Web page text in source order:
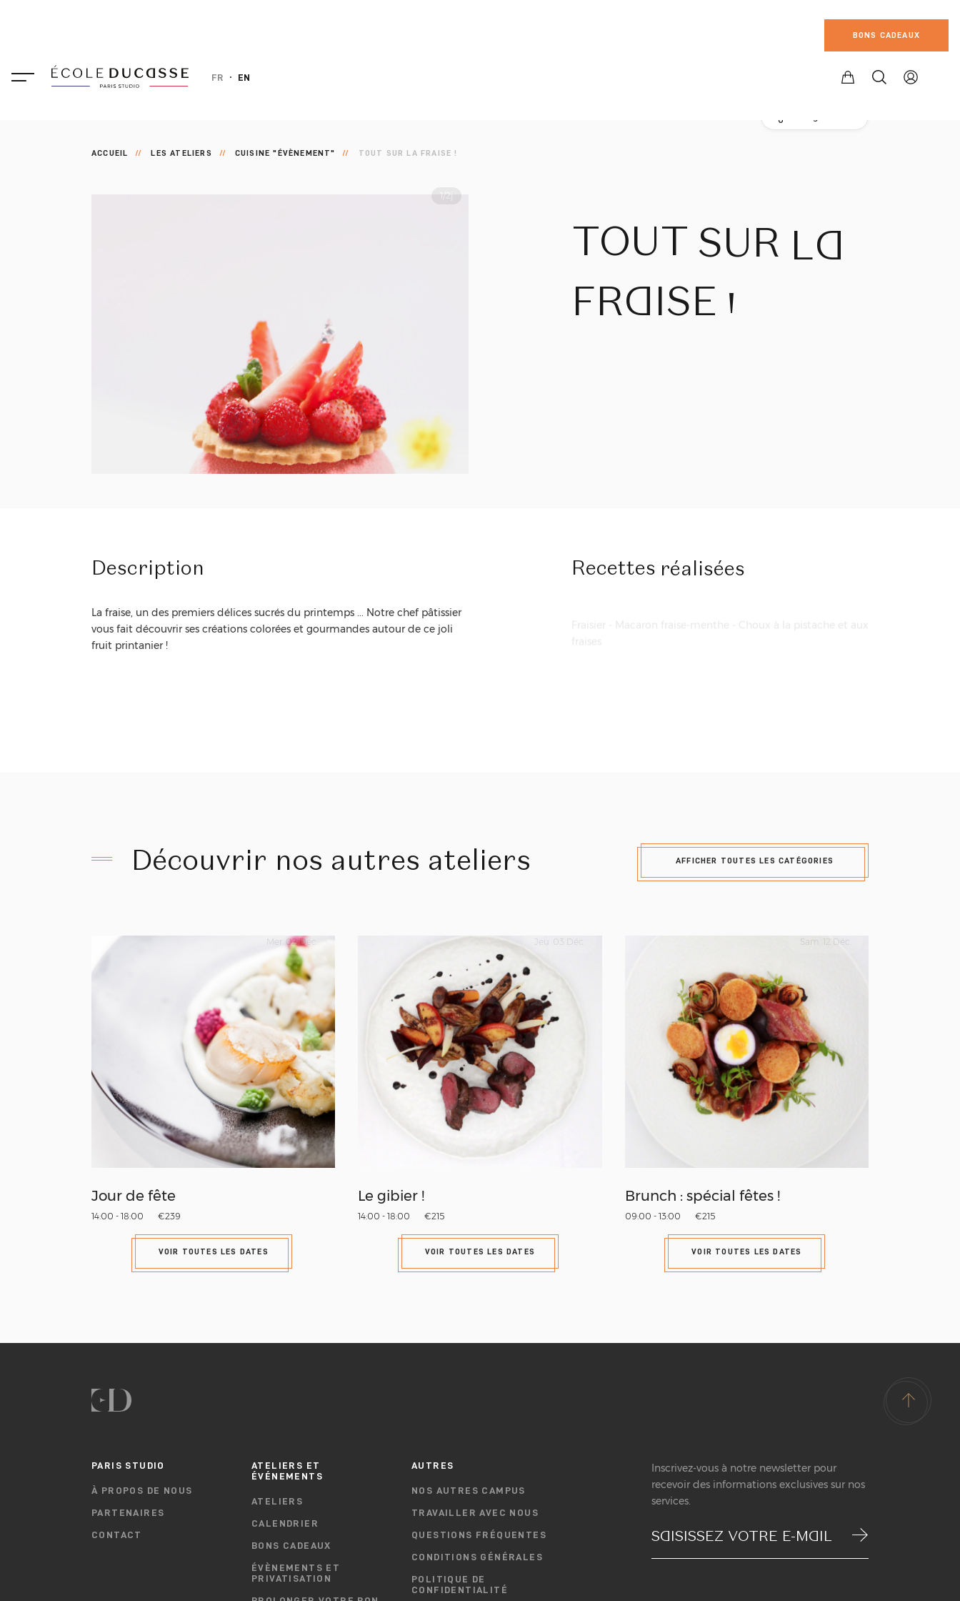
FR EN
BONS CADEAUX
ACCUEIL LES ATELIERS CUISINE "ÉVÈNEMENT" TOUT SUR LA FRAISE !
1/2j
TOUT SUR LA
FRAISE !
Description
La fraise, un des premiers délices sucrés du printemps ... Notre chef pâtissier
vous fait découvrir ses créations colorées et gourmandes autour de ce joli
fruit printanier !
Recettes réalisées
Découvrir nos autres ateliers AFFICHER TOUTES LES CATÉGORIES
Mer. 02 Déc.
Jour de fête
14:00 - 18:00 €239
VOIR TOUTES LES DATES
Jeu. 03 Déc.
Le gibier !
14:00 - 18:00 €215
VOIR TOUTES LES DATES
Sam. 12 Déc.
Brunch : spécial fêtes !
09:00 - 13:00 €215
VOIR TOUTES LES DATES
PARIS STUDIO
À PROPOS DE NOUS
PARTENAIRES
CONTACT
ATELIERS ET
ÉVÉNEMENTS
ATELIERS
CALENDRIER
BONS CADEAUX
ÉVÈNEMENTS ET
PRIVATISATION
AUTRES
NOS AUTRES CAMPUS
TRAVAILLER AVEC NOUS
QUESTIONS FRÉQUENTES
CONDITIONS GÉNÉRALES
POLITIQUE DE
CONFIDENTIALITÉ
Inscrivez-vous à notre newsletter pour
recevoir des informations exclusives sur nos
services.